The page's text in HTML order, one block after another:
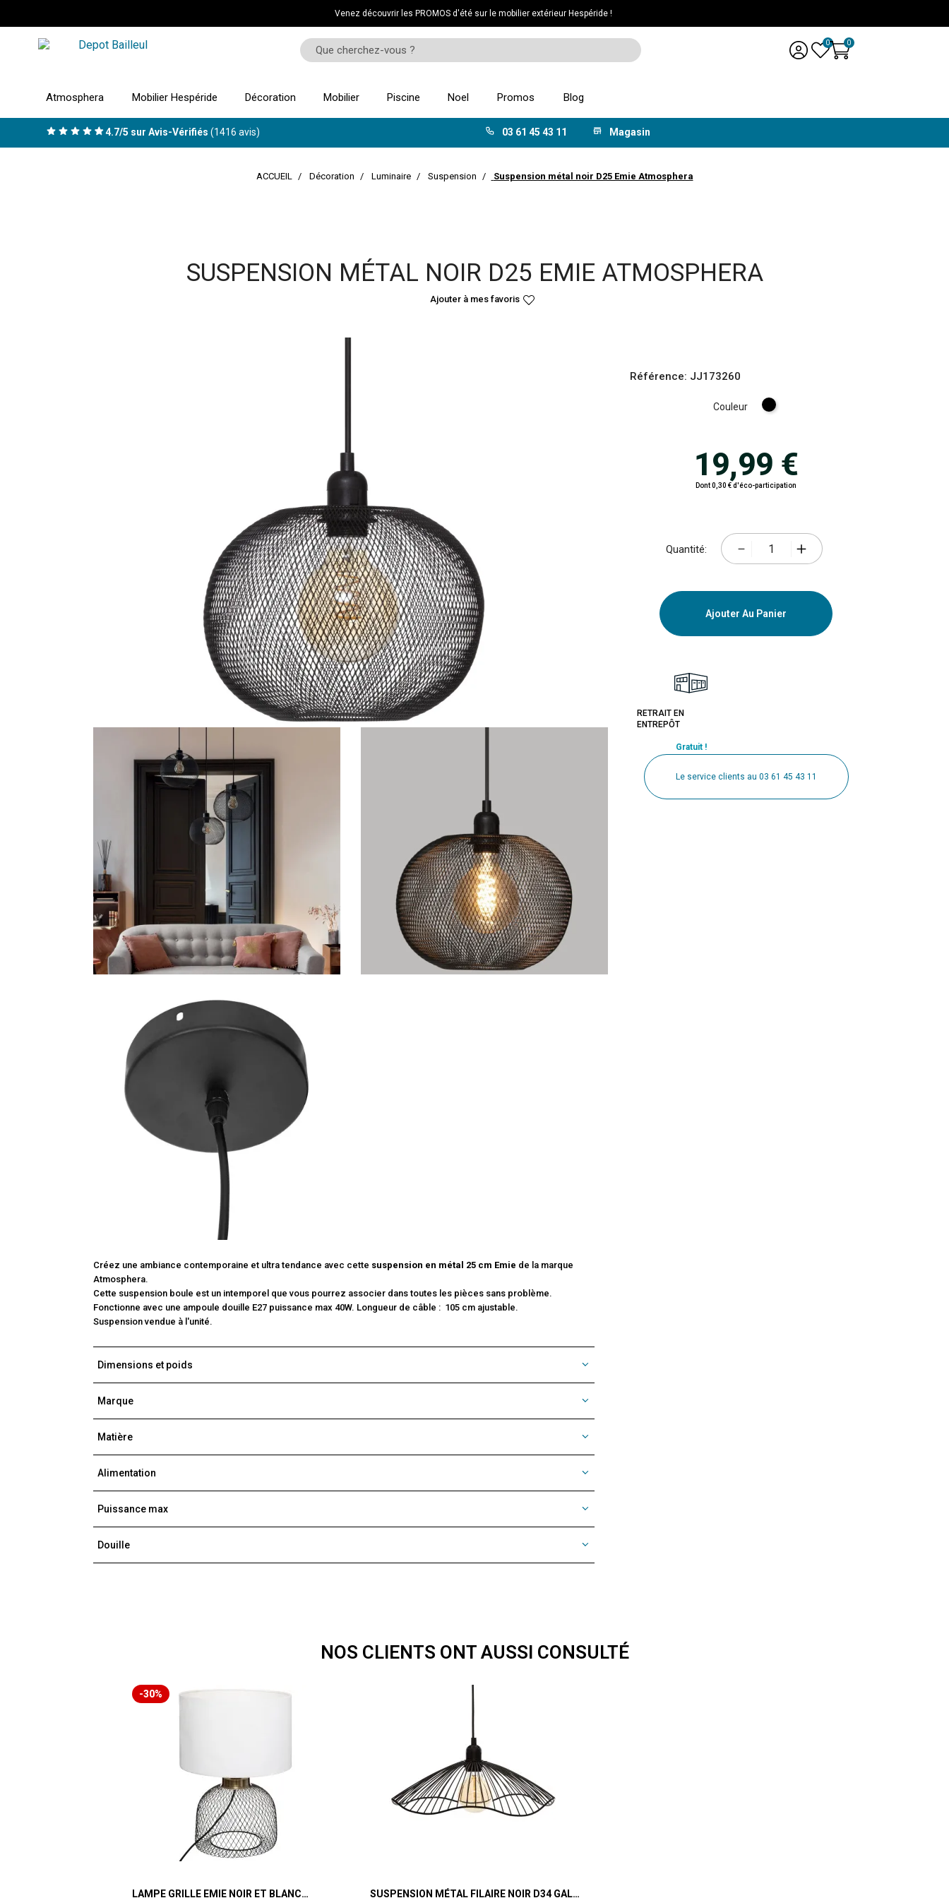
Venez découvrir les PROMOS d'été sur le mobilier extérieur Hespéride !
0 0
Atmosphera Mobilier Hespéride Décoration Mobilier Piscine Noel Promos Blog
4.7/5 sur Avis-Vérifiés (1416 avis) 03 61 45 43 11 Magasin
ACCUEIL Décoration Luminaire Suspension Suspension métal noir D25 Emie Atmosphera
SUSPENSION MÉTAL NOIR D25 EMIE ATMOSPHERA
Créez une ambiance contemporaine et ultra tendance avec cette suspension en métal 25 cm Emie de la marque
Atmosphera.
Cette suspension boule est un intemporel que vous pourrez associer dans toutes les pièces sans problème.
Fonctionne avec une ampoule douille E27 puissance max 40W. Longueur de câble : 105 cm ajustable.
Suspension vendue à l'unité.
Dimensions et poids
Marque
Matière
Alimentation
Puissance max
Douille
Référence: JJ173260
Couleur
Noir
19,99 €
Dont 0,30 € d'éco-participation
Quantité:
Ajouter Au Panier
RETRAIT EN
ENTREPÔT
Gratuit !
Le service clients au 03 61 45 43 11
NOS CLIENTS ONT AUSSI CONSULTÉ
-30%
LAMPE GRILLE EMIE NOIR ET BLANC
SUSPENSION MÉTAL FILAIRE NOIR D34 GALT